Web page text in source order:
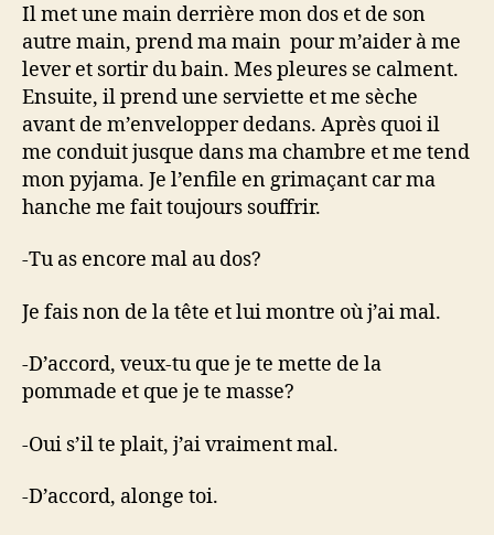
Il met une main derrière mon dos et de son
autre main, prend ma main pour m’aider à me
lever et sortir du bain. Mes pleures se calment.
Ensuite, il prend une serviette et me sèche
avant de m’envelopper dedans. Après quoi il
me conduit jusque dans ma chambre et me tend
mon pyjama. Je l’enfile en grimaçant car ma
hanche me fait toujours souffrir.
-Tu as encore mal au dos?
Je fais non de la tête et lui montre où j’ai mal.
-D’accord, veux-tu que je te mette de la
pommade et que je te masse?
-Oui s’il te plait, j’ai vraiment mal.
-D’accord, alonge toi.